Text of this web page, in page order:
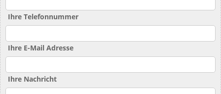
Ihre Telefonnummer
Ihre E-Mail Adresse
Ihre Nachricht